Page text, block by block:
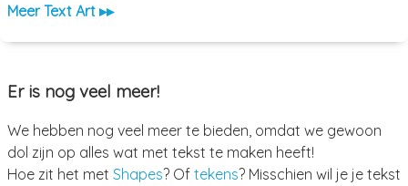
Meer Text Art ▸▸
Er is nog veel meer!
We hebben nog veel meer te bieden, omdat we gewoon
dol zijn op alles wat met tekst te maken heeft!
Hoe zit het met Shapes? Of tekens? Misschien wil je je tekst